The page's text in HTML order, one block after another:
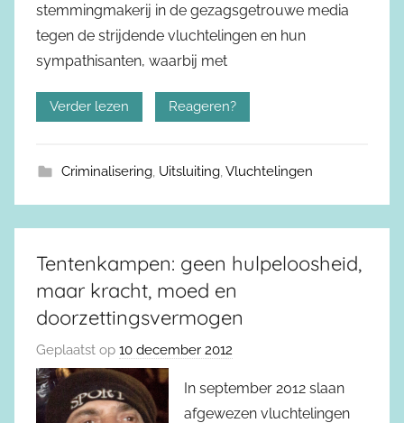
stemmingmakerij in de gezagsgetrouwe media
tegen de strijdende vluchtelingen en hun
sympathisanten, waarbij met
Verder lezen Reageren?
Criminalisering, Uitsluiting,Vluchtelingen
Tentenkampen: geen hulpeloosheid,
maar kracht, moed en
doorzettingsvermogen
Geplaatst op 10 december 2012
In september 2012 slaan
afgewezen vluchtelingen